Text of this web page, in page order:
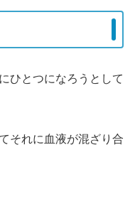
ひとつになろうとして
それに血液が混ざり合